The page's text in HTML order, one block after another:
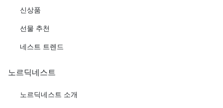
신상품
선물 추천
네스트 트렌드
노르딕네스트
노르딕네스트 소개